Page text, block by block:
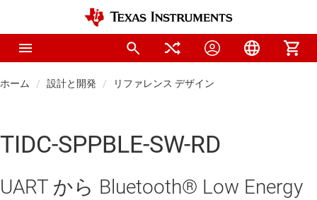
ホーム 設計と開発 リファレンス デザイン
TIDC-SPPBLE-SW-RD
UART から Bluetooth® Low Energy